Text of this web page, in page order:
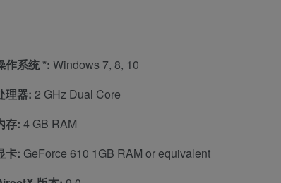
作系统 *: Windows 7, 8, 10
理器: 2 GHz Dual Core
存: 4 GB RAM
卡: GeForce 610 1GB RAM or equivalent